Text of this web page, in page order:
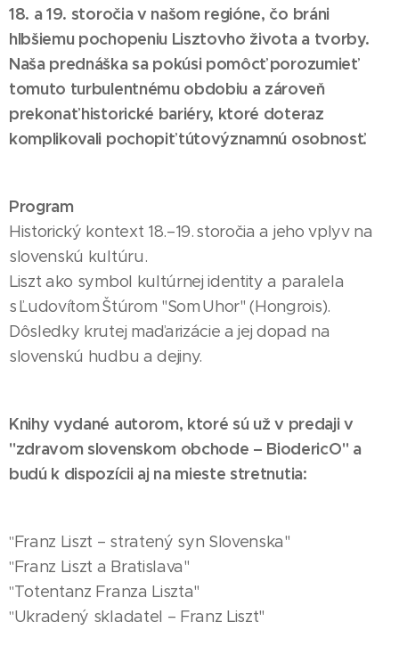
18. a 19. storočia v našom regióne, čo bráni
hlbšiemu pochopeniu Lisztovho života a tvorby.
Naša prednáškasa pokúsi pomôcť porozumieť
tomuto turbulentnému obdobiu a zároveň
prekonať historické bariéry, ktoré doteraz
komplikovali pochopiťtútovýznamnú osobnosť.
Program
Historický kontext 18.–19. storočia a jeho vplyv na
slovenskú kultúru.
Liszt ako symbol kultúrnej identity a paralela
s Ľudovítom Štúrom "Som Uhor" (Hongrois).
Dôsledky krutej maďarizácie a jej dopad na
slovenskú hudbu a dejiny.
Knihy vydané autorom, ktorésú už v predaji v
"zdravom slovenskom obchode – BiodericO" a
budú k dispozícii aj na mieste stretnutia:
"Franz Liszt – stratený syn Slovenska"
"Franz Liszt a Bratislava"
"Totentanz Franza Liszta"
"Ukradený skladatel – Franz Liszt"